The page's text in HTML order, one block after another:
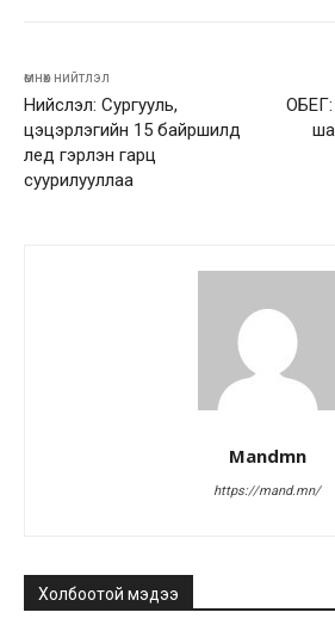
өмнөх нийтлэл
Нийслэл: Сургууль,
цэцэрлэгийн 15 байршилд
лед гэрлэн гарц
суурилууллаа
ОБЕГ:
Mandmn
https://mand.mn/
Холбоотой мэдээ